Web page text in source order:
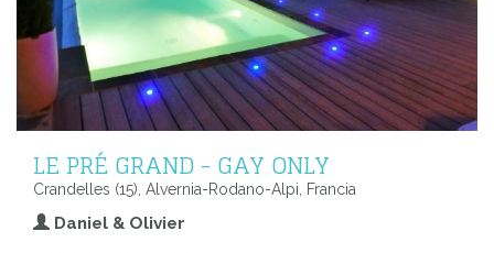
LE PRÉ GRAND - GAY ONLY
Crandelles (15), Alvernia-Rodano-Alpi, Francia
Daniel & Olivier